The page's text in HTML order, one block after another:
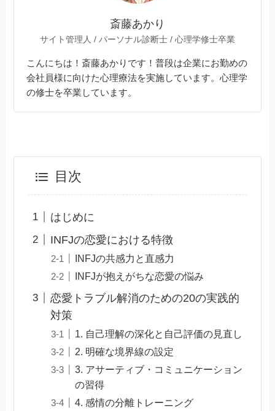
斎藤あかり
サイト管理人 / パーソナル診断士 / 心理学修士卒業
こんにちは！斎藤あかりです！普段は企業にお勤めの
会社員様に向けた心理療法を実施しています。心理学
の修士を卒業しています。
目次
はじめに
INFJの恋愛における特徴
INFJの共感力と直感力
INFJが抱えがちな恋愛の悩み
恋愛トラブル解消のための20の実践的
対策
1. 自己理解の深化と自己評価の見直し
2. 明確な境界線の設定
3. アサーティブ・コミュニケーション
の習得
4. 感情の分離トレーニング